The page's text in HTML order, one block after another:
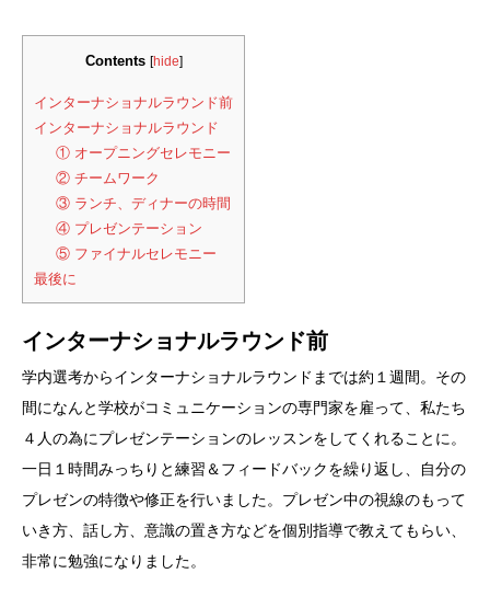
Contents [hide]
インターナショナルラウンド前
インターナショナルラウンド
① オープニングセレモニー
② チームワーク
③ ランチ、ディナーの時間
④ プレゼンテーション
⑤ ファイナルセレモニー
最後に
インターナショナルラウンド前
学内選考からインターナショナルラウンドまでは約１週間。その
間になんと学校がコミュニケーションの専門家を雇って、私たち
４人の為にプレゼンテーションのレッスンをしてくれることに。
一日１時間みっちりと練習＆フィードバックを繰り返し、自分の
プレゼンの特徴や修正を行いました。プレゼン中の視線のもって
いき方、話し方、意識の置き方などを個別指導で教えてもらい、
非常に勉強になりました。